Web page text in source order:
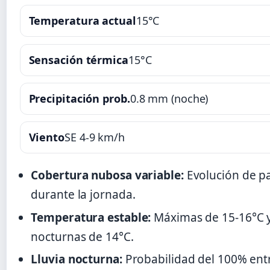
Temperatura actual15°C
Sensación térmica15°C
Precipitación prob.0.8 mm (noche)
VientoSE 4-9 km/h
Cobertura nubosa variable:Evolución de
durante la jornada.
Temperatura estable: Máximas de 15-16°C
nocturnas de 14°C.
Lluvia nocturna:Probabilidad del 100%